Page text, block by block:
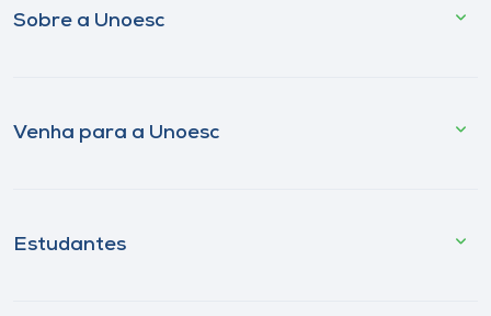
Sobre a Unoesc
Venha para a Unoesc
Estudantes